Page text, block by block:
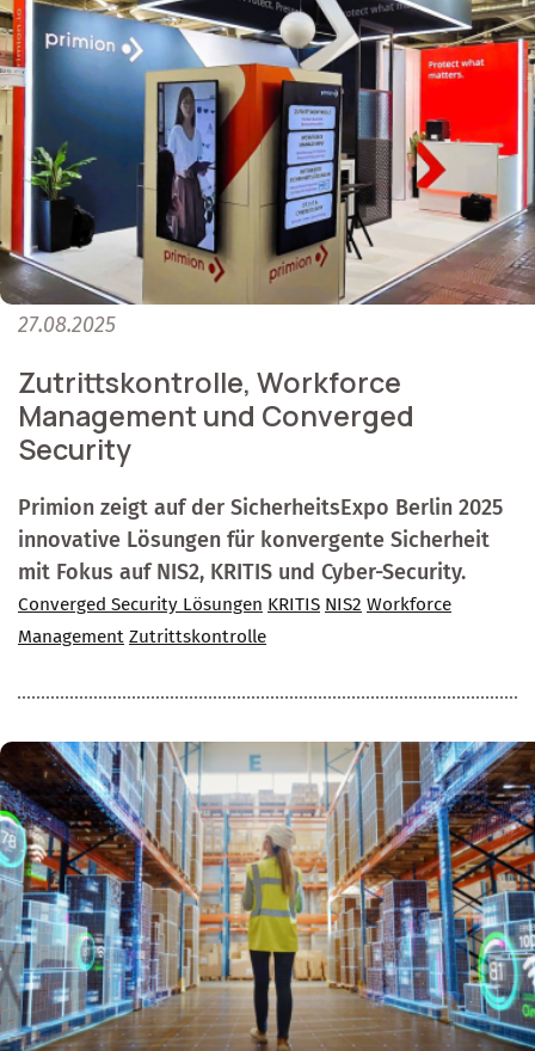
27.08.2025
Zutrittskontrolle, Workforce
Management und Converged
Security
Primion zeigt auf der SicherheitsExpo Berlin 2025
innovative Lösungen für konvergente Sicherheit
mit Fokus auf NIS2, KRITIS und Cyber-Security.
Converged Security Lösungen KRITIS NIS2 Workforce
Management Zutrittskontrolle